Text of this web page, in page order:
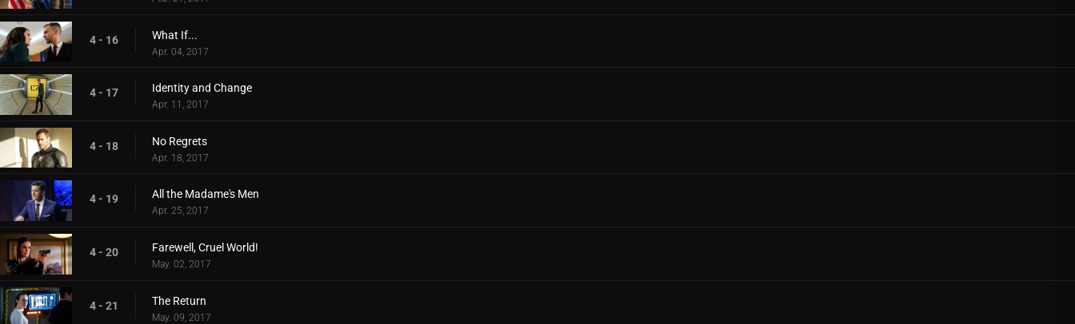
4 - 16 What If...
Apr. 04, 2017
4 - 17 Identity and Change
Apr. 11, 2017
4 - 18 No Regrets
Apr. 18, 2017
4 - 19 All the Madame's Men
Apr. 25, 2017
4 - 20 Farewell, Cruel World!
May. 02, 2017
4 - 21 The Return
May. 09, 2017